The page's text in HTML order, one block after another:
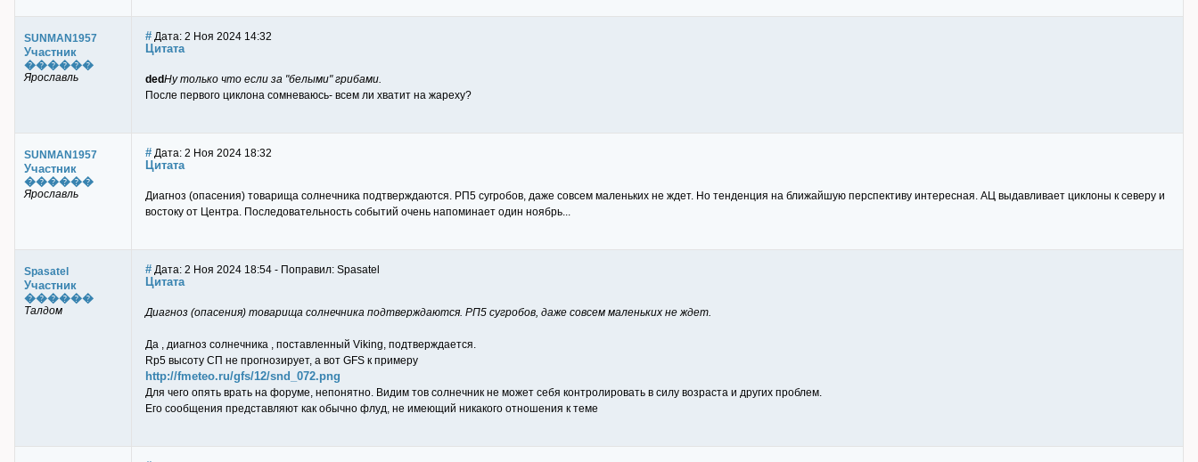
SUNMAN1957
Участник
������
Ярославль
# Дата: 2 Ноя 2024 14:32
Цитата
dedНу только что если за "белыми" грибами.
После первого циклона сомневаюсь- всем ли хватит на жареху?
SUNMAN1957
Участник
������
Ярославль
# Дата: 2 Ноя 2024 18:32
Цитата
Диагноз (опасения) товарища солнечника подтверждаются. РП5 сугробов, даже совсем маленьких не ждет. Но тенденция на ближайшую перспективу интересная. АЦ выдавливает циклоны к северу и
востоку от Центра. Последовательность событий очень напоминает один ноябрь...
Spasatel
Участник
������
Талдом
# Дата: 2 Ноя 2024 18:54 - Поправил: Spasatel
Цитата
Диагноз (опасения) товарища солнечника подтверждаются. РП5 сугробов, даже совсем маленьких не ждет.
Да , диагноз солнечника , поставленный Viking, подтверждается.
Rp5 высоту СП не прогнозирует, а вот GFS к примеру
http://fmeteo.ru/gfs/12/snd_072.png
Для чего опять врать на форуме, непонятно. Видим тов солнечник не может себя контролировать в силу возраста и других проблем.
Его сообщения представляют как обычно флуд, не имеющий никакого отношения к теме